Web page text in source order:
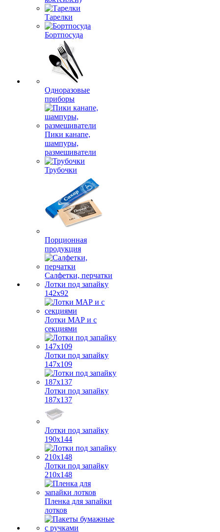
Тарелки
Бортпосуда
Одноразовые
приборы
Пики канапе,
шампуры,
размешиватели
Трубочки
Порционная
продукция
Салфетки, перчатки
Лотки под запайку
142х92
Лотки МАР и с
секциями
Лотки под запайку
147х109
Лотки под запайку
187х137
Лотки под запайку
190х144
Лотки под запайку
210х148
Пленка для запайки
лотков